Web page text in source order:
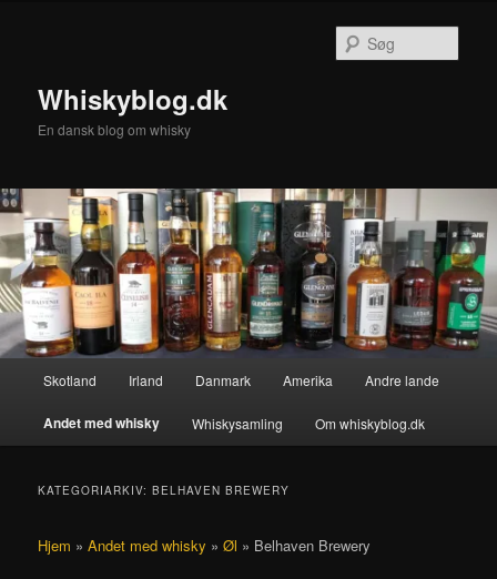
Whiskyblog.dk
En dansk blog om whisky
Skotland Irland Danmark Amerika Andre lande
Andet med whisky Whiskysamling Om whiskyblog.dk
KATEGORIARKIV:BELHAVEN BREWERY
Hjem »Andet med whisky »Øl » Belhaven Brewery